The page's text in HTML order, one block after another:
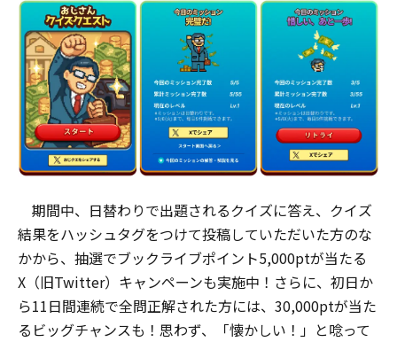
期間中、日替わりで出題されるクイズに答え、クイズ
結果をハッシュタグをつけて投稿していただいた方のな
かから、抽選でブックライブポイント5,000ptが当たる
X（旧Twitter）キャンペーンも実施中！さらに、初日か
ら11日間連続で全問正解された方には、30,000ptが当た
るビッグチャンスも！思わず、「懐かしい！」と唸って